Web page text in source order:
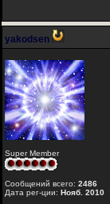
yakodsen
Super Member
Сообщений всего: 2486
Дата рег-ции: Нояб. 2010